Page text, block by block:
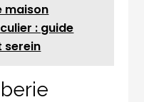
maison
: guide
serein